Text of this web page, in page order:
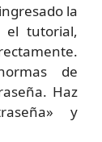
la
el tutorial,
de
Haz
y